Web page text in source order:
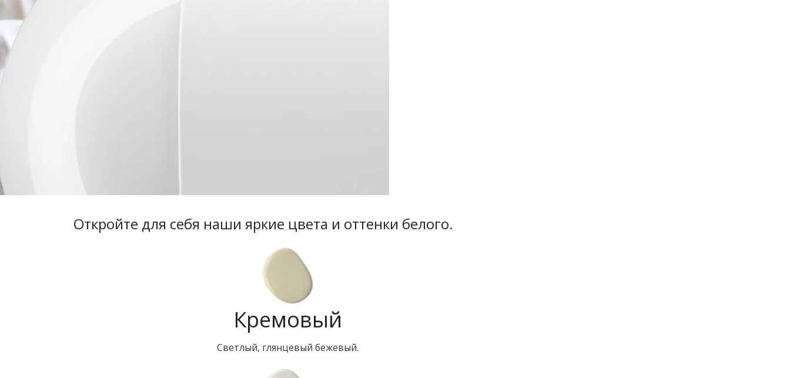
Откройте для себя наши яркие цвета и оттенки белого.
Кремовый
Светлый, глянцевый бежевый.